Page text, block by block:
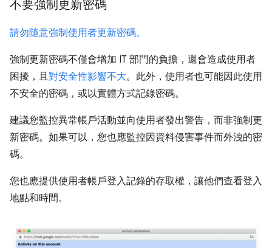
不要強制更新密碼
請勿隨意強制使用者更新密碼。
強制更新密碼不僅會增加 IT 部門的負擔，還會造成使用者
困擾，且對安全性影響不大。此外，使用者也可能因此使用
不安全的密碼，或以實體方式記錄密碼。
建議您監控異常帳戶活動並向使用者發出警告，而非強制更
新密碼。如果可以，您也應監控因資料侵害事件而外洩的密
碼。
您也應提供使用者帳戶登入記錄的存取權，讓他們查看登入
地點和時間。